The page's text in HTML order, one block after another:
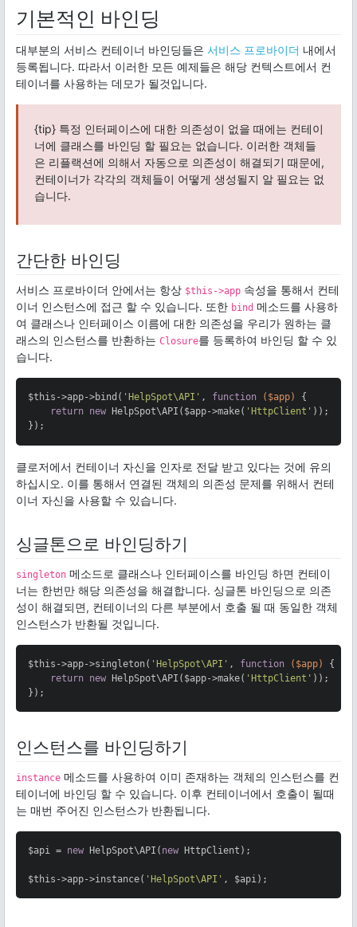
기본적인 바인딩
대부분의 서비스 컨테이너 바인딩들은 서비스 프로바이더 내에서
등록됩니다. 따라서 이러한 모든 예제들은 해당 컨텍스트에서 컨
테이너를 사용하는 데모가 될것입니다.
{tip} 특정 인터페이스에 대한 의존성이 없을 때에는 컨테이
너에 클래스를 바인딩 할 필요는 없습니다. 이러한 객체들
은 리플랙션에 의해서 자동으로 의존성이 해결되기 때문에,
컨테이너가 각각의 객체들이 어떻게 생성될지 알 필요는 없
습니다.
간단한 바인딩
서비스 프로바이더 안에서는 항상 $this->app 속성을 통해서 컨테
이너 인스턴스에 접근 할 수 있습니다. 또한 bind 메소드를 사용하
여 클래스나 인터페이스 이름에 대한 의존성을 우리가 원하는 클
래스의 인스턴스를 반환하는 Closure를 등록하여 바인딩 할 수 있
습니다.
$this->app->bind( 'HelpSpot\API' , function ($app)
{
return
new HelpSpot\API($app->make( 'HttpClient' ));
});
클로저에서 컨테이너 자신을 인자로 전달 받고 있다는 것에 유의
하십시오. 이를 통해서 연결된 객체의 의존성 문제를 위해서 컨테
이너 자신을 사용할 수 있습니다.
싱글톤으로 바인딩하기
singleton 메소드로 클래스나 인터페이스를 바인딩 하면 컨테이
너는 한번만 해당 의존성을 해결합니다. 싱글톤 바인딩으로 의존
성이 해결되면, 컨테이너의 다른 부분에서 호출 될 때 동일한 객체
인스턴스가 반환될 것입니다.
$this->app->singleton( 'HelpSpot\API' , function ($app)
{
return
new HelpSpot\API($app->make( 'HttpClient' ));
});
인스턴스를 바인딩하기
instance 메소드를 사용하여 이미 존재하는 객체의 인스턴스를 컨
테이너에 바인딩 할 수 있습니다. 이후 컨테이너에서 호출이 될때
는 매번 주어진 인스턴스가 반환됩니다.
$api = new HelpSpot\API( new HttpClient);
$this->app->instance( 'HelpSpot\API' , $api);